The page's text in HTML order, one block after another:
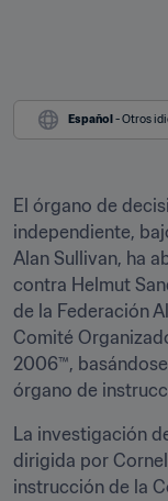
Español - Otros
El órgano de
independiente,
Alan Sullivan, ha
contra Helmut
de la Federación
Comité
2006™,
órgano de
La investigación
dirigida por
instrucción de la